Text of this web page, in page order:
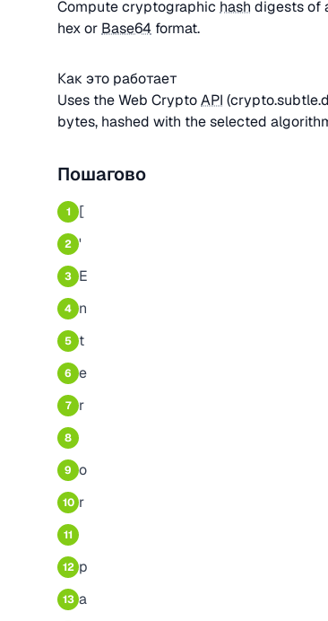
Compute cryptographic hash digests of
hex or Base64 format.
Как это работает
Uses the Web CryptoAPI
bytes, hashed with the selected
Пошагово
1 [
2 '
3 E
4 n
5 t
6 e
7 r
8
9 o
10 r
11
12 p
13 a